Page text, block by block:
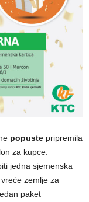
popuste pripremila
za kupce.
jedna sjemenska
zemlje za
paket